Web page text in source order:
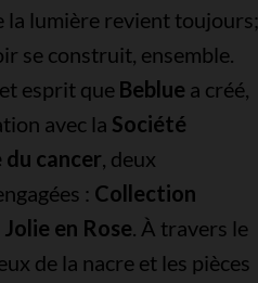
la lumière revient toujours;
se construit, ensemble.
esprit que Beblue a créé,
avec la Société
du cancer, deux
: Collection
Jolie en Rose. À travers le
de la nacre et les pièces